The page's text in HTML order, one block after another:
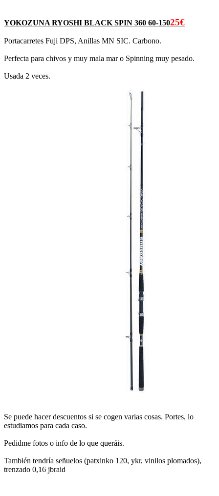
YOKOZUNA RYOSHI BLACK SPIN 360 60-15025€
Portacarretes Fuji DPS, Anillas MN SIC. Carbono.
Perfecta para chivos y muy mala mar o Spinning muy pesado.
Usada 2 veces.
Se puede hacer descuentos si se cogen varias cosas. Portes, lo
estudiamos para cada caso.
Pedidme fotos o info de lo que queráis.
También tendría señuelos (patxinko 120, ykr, vinilos plomados),
trenzado 0,16 jbraid